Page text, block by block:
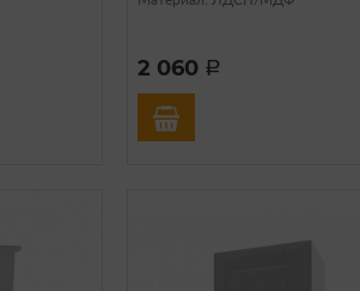
2 060 a